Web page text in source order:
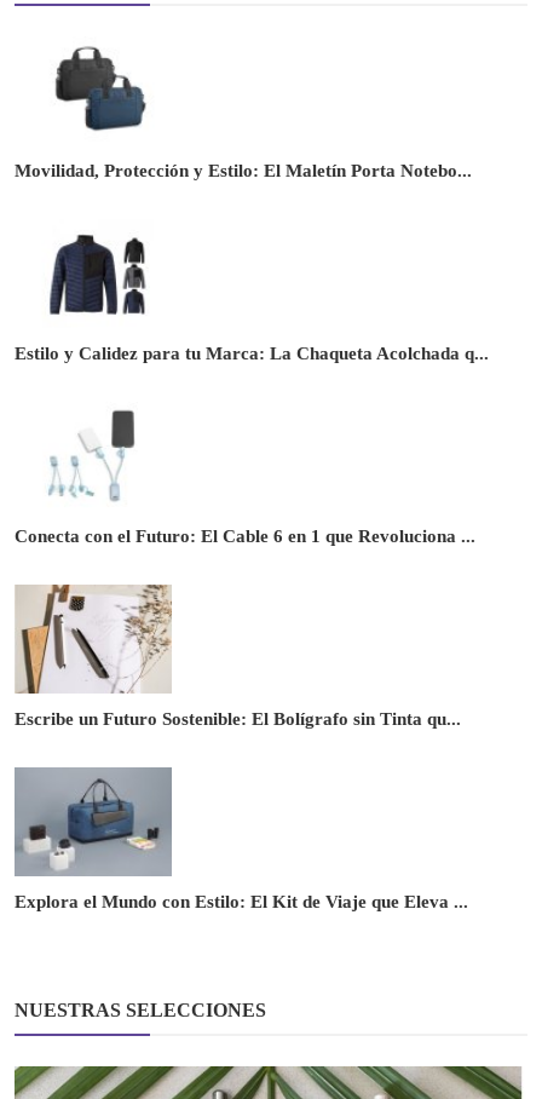
Movilidad, Protección y Estilo: El Maletín Porta Notebo...
Estilo y Calidez para tu Marca: La Chaqueta Acolchada q...
Conecta con el Futuro: El Cable 6 en 1 que Revoluciona ...
Escribe un Futuro Sostenible: El Bolígrafo sin Tinta qu...
Explora el Mundo con Estilo: El Kit de Viaje que Eleva ...
NUESTRAS SELECCIONES